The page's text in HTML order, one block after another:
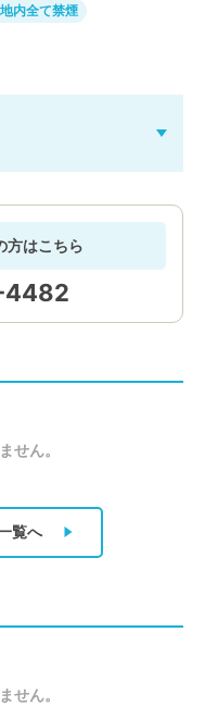
内全て禁煙
方はこちら
せん。
覧へ
せん。